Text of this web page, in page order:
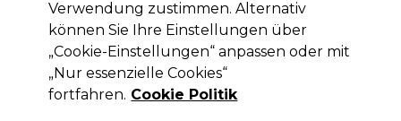
Demi-permanente Haarfarbe - 010NV
Iconic Lilac 60ml
(8)
Verwendung zustimmen. Alternativ
können Sie Ihre Einstellungen über
„Cookie-Einstellungen“ anpassen oder mit
„Nur essenzielle Cookies“
fortfahren. Cookie Politik